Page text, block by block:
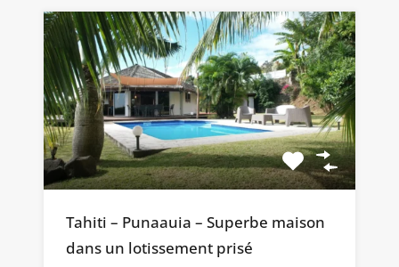
Tahiti – Punaauia – Superbe maison
dans un lotissement prisé